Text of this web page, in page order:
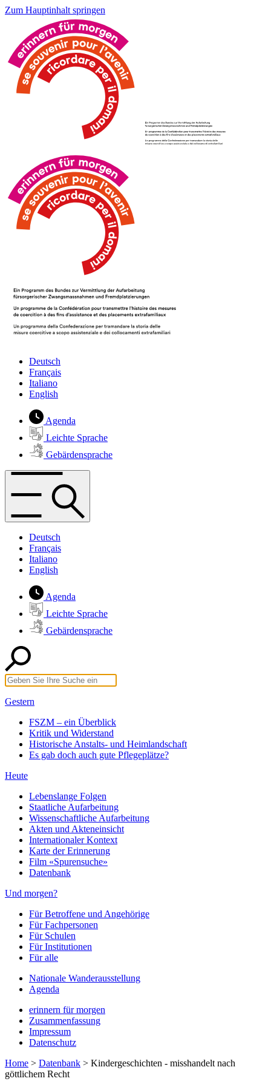
Zum Hauptinhalt springen
Deutsch
Français
Italiano
English
Agenda
Leichte Sprache
Gebärdensprache
Deutsch
Français
Italiano
English
Agenda
Leichte Sprache
Gebärdensprache
Gestern
FSZM – ein Überblick
Kritik und Widerstand
Historische Anstalts- und Heimlandschaft
Es gab doch auch gute Pflegeplätze?
Heute
Lebenslange Folgen
Staatliche Aufarbeitung
Wissenschaftliche Aufarbeitung
Akten und Akteneinsicht
Internationaler Kontext
Karte der Erinnerung
Film «Spurensuche»
Datenbank
Und morgen?
Für Betroffene und Angehörige
Für Fachpersonen
Für Schulen
Für Institutionen
Für alle
Nationale Wanderausstellung
Agenda
erinnern für morgen
Zusammenfassung
Impressum
Datenschutz
Home > Datenbank > Kindergeschichten - misshandelt nach
göttlichem Recht